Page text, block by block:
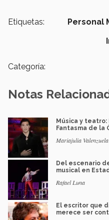
Etiquetas: Personal
Categoría:
Notas
Música y teatro:
Fantasma de la
Mariajulia
Del escenario
musical en
Rafael Luna
El escritor que
merece ser